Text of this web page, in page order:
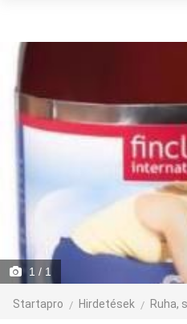
1 / 1
Startapro Hirdetések Ruha,